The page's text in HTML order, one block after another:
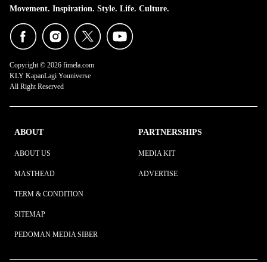
Movement. Inspiration. Style. Life. Culture.
Copyright © 2026 fimela.com
KLY KapanLagi Youniverse
All Right Reserved
ABOUT
ABOUT US
MASTHEAD
TERM & CONDITION
SITEMAP
PEDOMAN MEDIA SIBER
PARTNERSHIPS
MEDIA KIT
ADVERTISE